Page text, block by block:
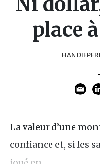
place
HAN
La valeur d’une
confiance et, si les